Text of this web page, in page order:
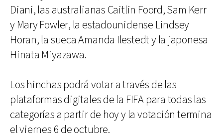
Diani, las australianas Caitlin Foord, Sam Kerr
y Mary Fowler, la estadounidense Lindsey
Horan, la sueca Amanda Ilestedt y la japonesa
Hinata Miyazawa.
Los hinchas podrá votar a través de las
plataformas digitales de la FIFA para todas las
categorías a partir de hoy y la votación termina
el viernes 6 de octubre.